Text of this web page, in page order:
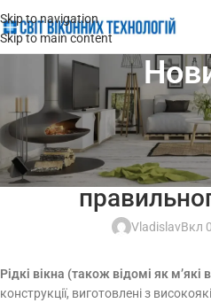
Skip to navigation
Skip to main content
М'ЯКІ
Переваги та
вікон:
VladislavВкл
Рідкі вікна (також відомі як м’які
конструкції, виготовлені з